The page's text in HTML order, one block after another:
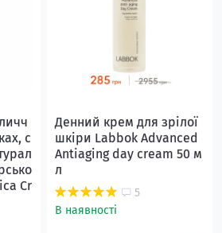
с
Cr
Денний крем для зрiлої
шкiри Labbok Advanced
Antiaging day cream 50 м
л
5
В наявності